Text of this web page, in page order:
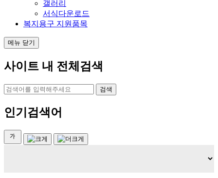
갤러리
서식다운로드
복지용구 지원품목
메뉴 닫기
사이트 내 전체검색
검색
인기검색어